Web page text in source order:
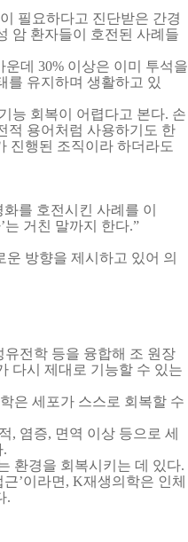
필요하다고 진단받은 간경
암 환자들이 호전된 사례들
운데 30% 이상은 이미 투석을
를 유지하며 생활하고 있
능 회복이 어렵다고 본다. 손
적 용어처럼 사용하기도 한
진행된 조직이라 하더라도
를 호전시킨 사례를 이
는 거친 말까지 한다.”
운 방향을 제시하고 있어 의
유전학 등을 융합해 조 원장
다시 제대로 기능할 수 있는
은 세포가 스스로 회복할 수
, 염증, 면역 이상 등으로 세
.
환경을 회복시키는 데 있다.
근’이라면 , K재생의학은 인체
.